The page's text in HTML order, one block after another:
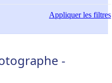
Appliquerles filtres
-